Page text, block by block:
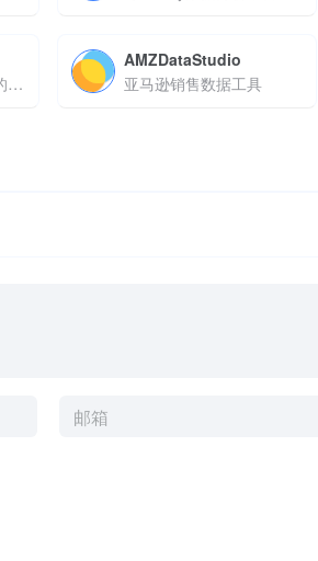
基于大数据与 AI 技术的直播电商数据分析工具
AMZDataStudio
亚马逊销售数据工具